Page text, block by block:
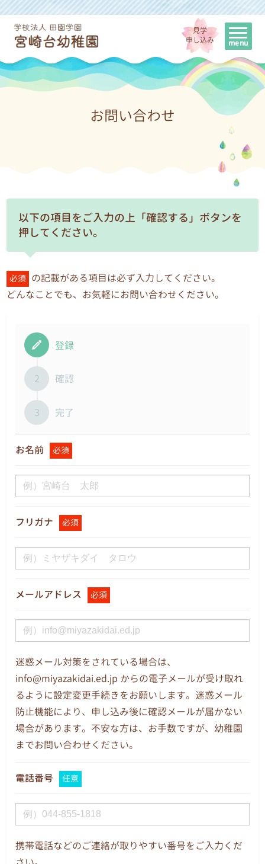
見学
申し込み
お問い合わせ
以下の項目をご入力の上「確認する」ボタンを
押してください。
必須 の記載がある項目は必ず入力してください。
どんなことでも、お気軽にお問い合わせください。
登録
2 確認
3 完了
お名前 必須
フリガナ 必須
メールアドレス 必須
迷惑メール対策をされている場合は、
info@miyazakidai.ed.jp からの電子メールが受け取れ
るように設定変更手続きをお願いします。迷惑メール
防止機能により、申し込み後に確認メールが届かない
場合があります。不安な方は、お手数ですが、幼稚園
までお問い合わせください。
電話番号 任意
携帯電話などのご連絡が取りやすい番号をご入力くだ